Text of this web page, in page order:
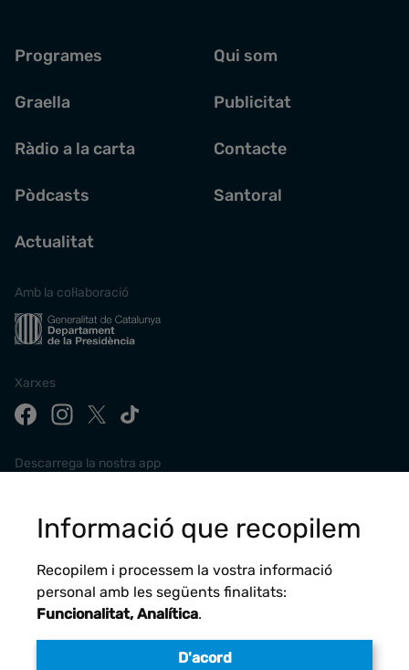
Programes
Graella
Ràdio a la carta
Pòdcasts
Actualitat
Qui som
Publicitat
Contacte
Santoral
Amb la col·laboració
Xarxes
Descarrega la nostra app
Informació que recopilem
Recopilem i processem la vostra informació
personal amb les següents finalitats:
Funcionalitat, Analítica.
D'acord